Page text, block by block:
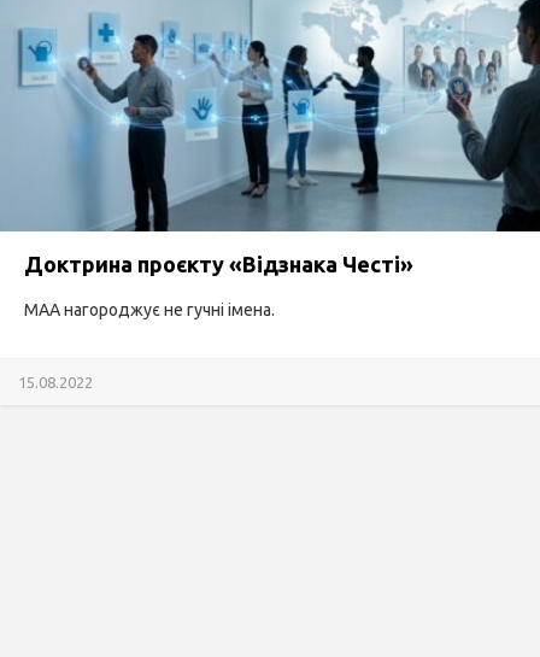
Доктрина проєкту «Відзнака Честі»
МАА нагороджує не гучні імена.
15.08.2022